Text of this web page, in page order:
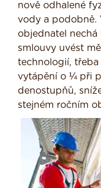
nově odhalené
vody a podobně.
objednatel
smlouvy uvést
technologií,
vytápění o ¼ při
denostupňů,
stejném ročním